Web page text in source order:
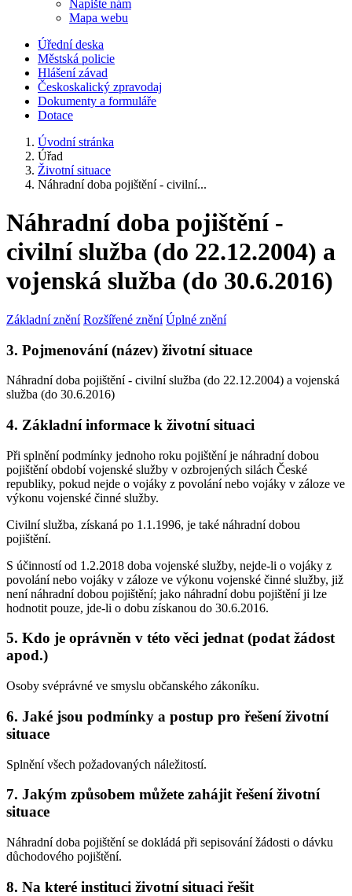
Napište nám
Mapa webu
Úřední deska
Městská policie
Hlášení závad
Českoskalický zpravodaj
Dokumenty a formuláře
Dotace
Úvodní stránka
Úřad
Životní situace
Náhradní doba pojištění - civilní...
Náhradní doba pojištění -
civilní služba (do 22.12.2004) a
vojenská služba (do 30.6.2016)
Základní znění Rozšířené znění Úplné znění
3. Pojmenování (název) životní situace
Náhradní doba pojištění - civilní služba (do 22.12.2004) a vojenská
služba (do 30.6.2016)
4. Základní informace k životní situaci
Při splnění podmínky jednoho roku pojištění je náhradní dobou
pojištění období vojenské služby v ozbrojených silách České
republiky, pokud nejde o vojáky z povolání nebo vojáky v záloze ve
výkonu vojenské činné služby.
Civilní služba, získaná po 1.1.1996, je také náhradní dobou
pojištění.
S účinností od 1.2.2018 doba vojenské služby, nejde-li o vojáky z
povolání nebo vojáky v záloze ve výkonu vojenské činné služby, již
není náhradní dobou pojištění; jako náhradní dobu pojištění ji lze
hodnotit pouze, jde-li o dobu získanou do 30.6.2016.
5. Kdo je oprávněn v této věci jednat (podat žádost
apod.)
Osoby svéprávné ve smyslu občanského zákoníku.
6. Jaké jsou podmínky a postup pro řešení životní
situace
Splnění všech požadovaných náležitostí.
7. Jakým způsobem můžete zahájit řešení životní
situace
Náhradní doba pojištění se dokládá při sepisování žádosti o dávku
důchodového pojištění.
8. Na které instituci životní situaci řešit